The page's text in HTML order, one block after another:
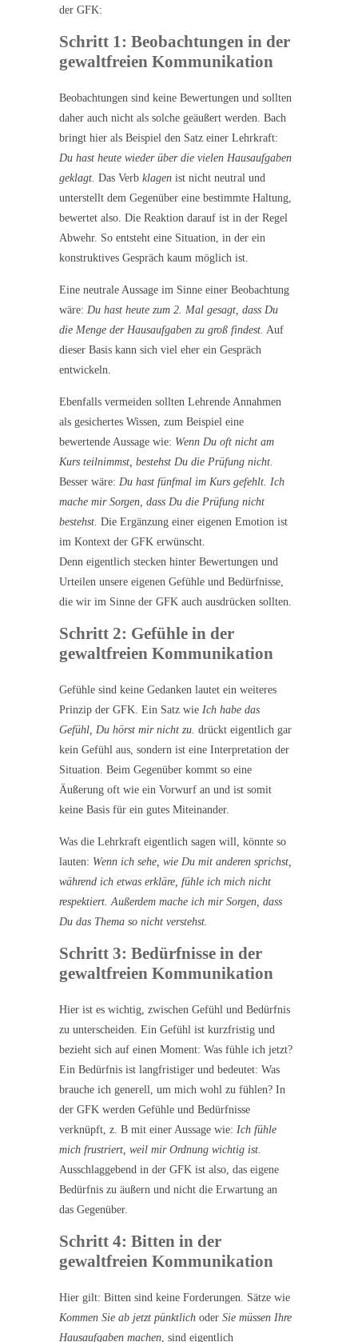
der GFK:
Schritt 1: Beobachtungen in der
gewaltfreien Kommunikation
Beobachtungen sind keine Bewertungen und sollten
daher auch nicht als solche geäußert werden. Bach
bringt hier als Beispiel den Satz einer Lehrkraft:
Du hast heute wieder über die vielen Hausaufgaben
geklagt. Das Verb klagen ist nicht neutral und
unterstellt dem Gegenüber eine bestimmte Haltung,
bewertet also. Die Reaktion darauf ist in der Regel
Abwehr. So entsteht eine Situation, in der ein
konstruktives Gespräch kaum möglich ist.
Eine neutrale Aussage im Sinne einer Beobachtung
wäre: Du hast heute zum 2. Mal gesagt, dass Du
die Menge der Hausaufgaben zu groß findest. Auf
dieser Basis kann sich viel eher ein Gespräch
entwickeln.
Ebenfalls vermeiden sollten Lehrende Annahmen
als gesichertes Wissen, zum Beispiel eine
bewertende Aussage wie: Wenn Du oft nicht am
Kurs teilnimmst, bestehst Du die Prüfung nicht.
Besser wäre: Du hast fünfmal im Kurs gefehlt. Ich
mache mir Sorgen, dass Du die Prüfung nicht
bestehst. Die Ergänzung einer eigenen Emotion ist
im Kontext der GFK erwünscht.
Denn eigentlich stecken hinter Bewertungen und
Urteilen unsere eigenen Gefühle und Bedürfnisse,
die wir im Sinne der GFK auch ausdrücken sollten.
Schritt 2: Gefühle in der
gewaltfreien Kommunikation
Gefühle sind keine Gedanken lautet ein weiteres
Prinzip der GFK. Ein Satz wie Ich habe das
Gefühl, Du hörst mir nicht zu. drückt eigentlich gar
kein Gefühl aus, sondern ist eine Interpretation der
Situation. Beim Gegenüber kommt so eine
Äußerung oft wie ein Vorwurf an und ist somit
keine Basis für ein gutes Miteinander.
Was die Lehrkraft eigentlich sagen will, könnte so
lauten: Wenn ich sehe, wie Du mit anderen sprichst,
während ich etwas erkläre, fühle ich mich nicht
respektiert. Außerdem mache ich mir Sorgen, dass
Du das Thema so nicht verstehst.
Schritt 3: Bedürfnisse in der
gewaltfreien Kommunikation
Hier ist es wichtig, zwischen Gefühl und Bedürfnis
zu unterscheiden. Ein Gefühl ist kurzfristig und
bezieht sich auf einen Moment: Was fühle ich jetzt?
Ein Bedürfnis ist langfristiger und bedeutet: Was
brauche ich generell, um mich wohl zu fühlen? In
der GFK werden Gefühle und Bedürfnisse
verknüpft, z. B mit einer Aussage wie: Ich fühle
mich frustriert, weil mir Ordnung wichtig ist.
Ausschlaggebend in der GFK ist also, das eigene
Bedürfnis zu äußern und nicht die Erwartung an
das Gegenüber.
Schritt 4: Bitten in der
gewaltfreien Kommunikation
Hier gilt: Bitten sind keine Forderungen. Sätze wie
Kommen Sie ab jetzt pünktlich oder Sie müssen Ihre
Hausaufgaben machen, sind eigentlich